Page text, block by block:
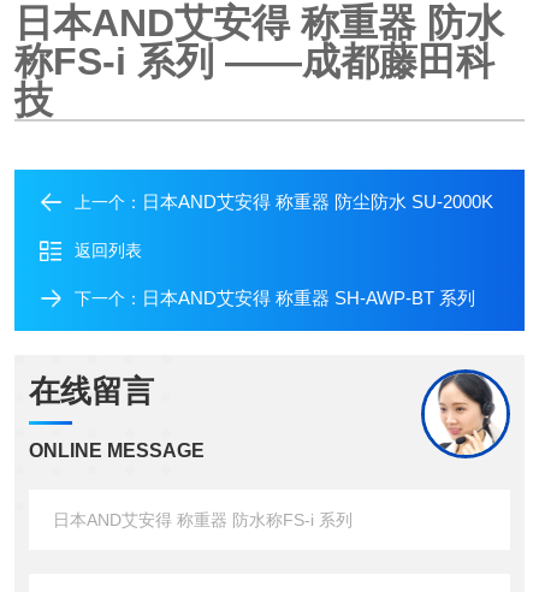
日本AND艾安得 称重器 防水
称FS-i 系列 ——成都藤田科
技
上一个： 日本AND艾安得 称重器 防尘防水 SU-2000K
返回列表
下一个： 日本AND艾安得 称重器 SH-AWP-BT 系列
在线留言
ONLINE MESSAGE